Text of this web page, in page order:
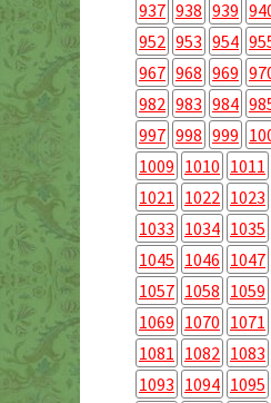
937 938 939
952 953 954
967 968 969
982 983 984
997 998 999
1009 1010 1011
1021 1022 1023
1033 1034 1035
1045 1046 1047
1057 1058 1059
1069 1070 1071
1081 1082 1083
1093 1094 1095